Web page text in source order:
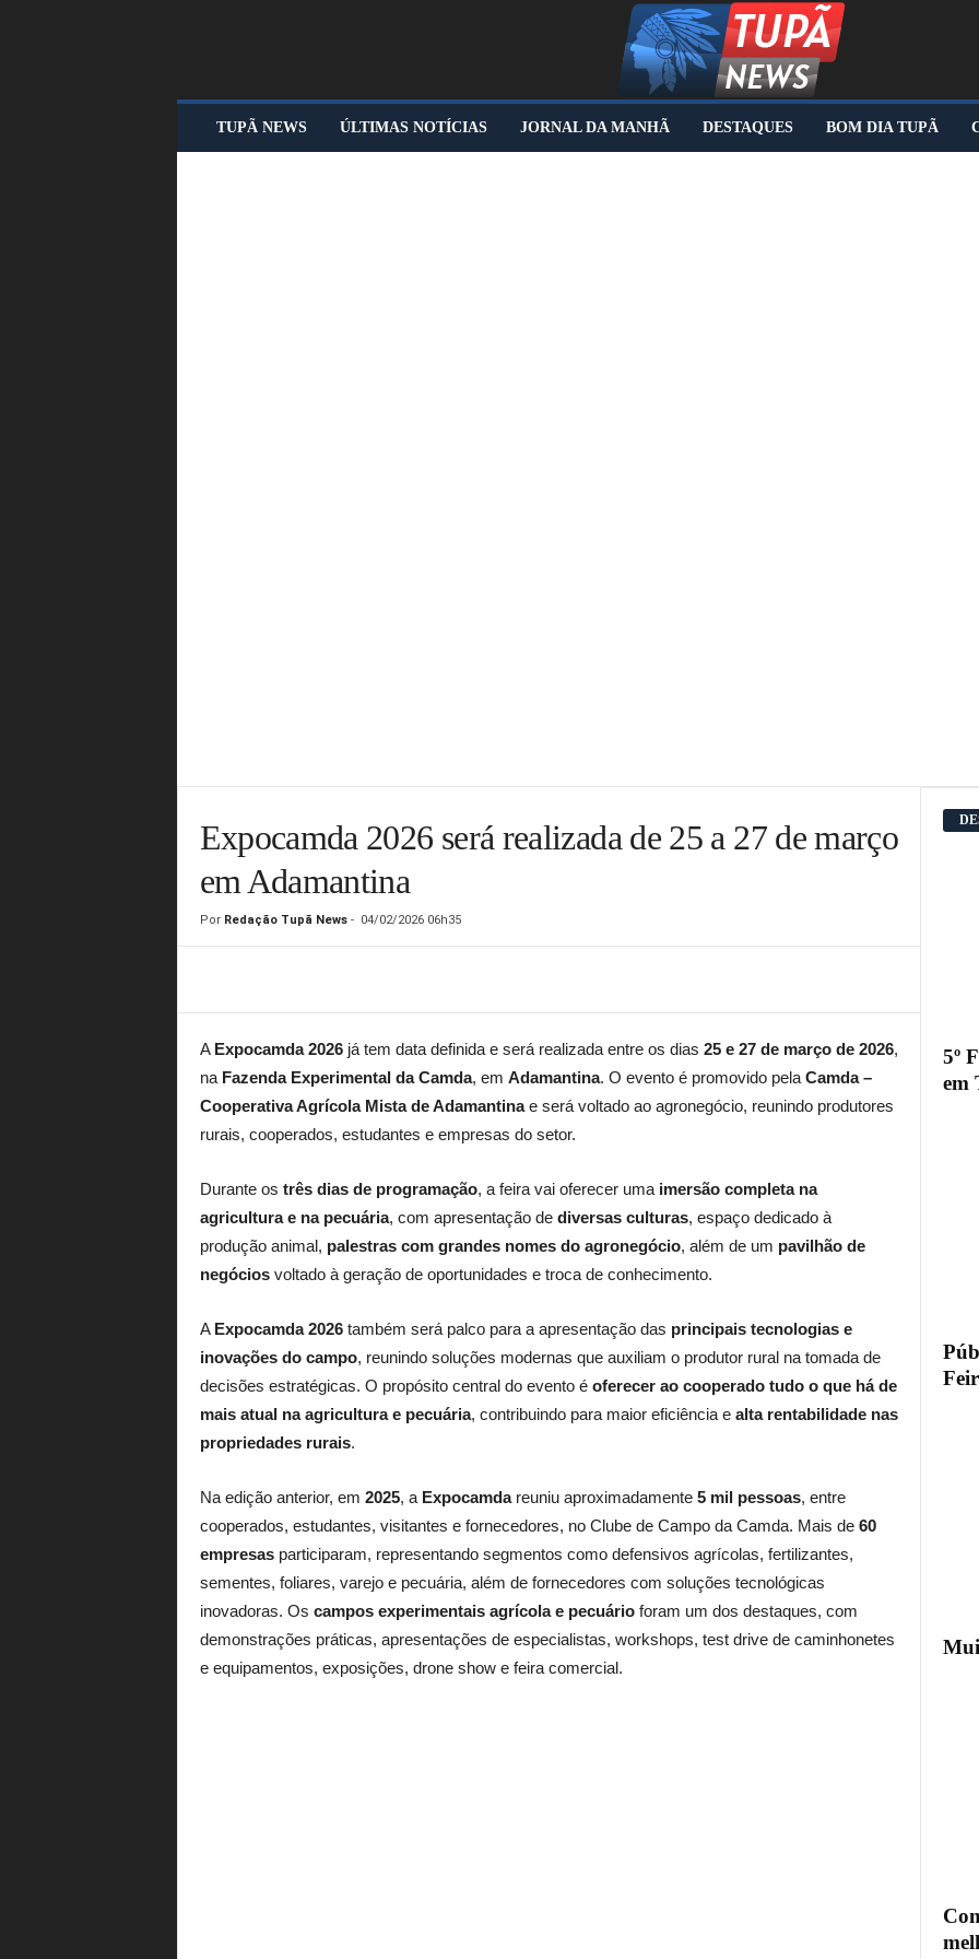
P
TUPÃ NEWS ÚLTIMAS NOTÍCIAS JORNAL DA MANHÃ DESTAQUES BOM DIA TUPÃ
Expocamda 2026 será realizada de 25 a 27 de março
em Adamantina
Por Redação Tupã News- 04/02/2026 06h35
A Expocamda 2026já tem data definida e será realizada entre os dias 25 e 27 de março de 2026,
na Fazenda Experimental da Camda, em Adamantina. O evento é promovido pela Camda –
Cooperativa Agrícola Mista de Adamantinae será voltado ao agronegócio, reunindo produtores
rurais, cooperados, estudantes e empresas do setor.
Durante os três dias de programação, a feira vai oferecer uma imersão completa na
agricultura e na pecuária, com apresentação de diversas culturas, espaço dedicado à
produção animal, palestras com grandes nomes do agronegócio, além de um pavilhão de
negóciosvoltado à geração de oportunidades e troca de conhecimento.
A Expocamda 2026também será palco para a apresentação das principais tecnologias e
inovações do campo, reunindo soluções modernas que auxiliam o produtor rural na tomada de
decisões estratégicas. O propósito central do evento é oferecer ao cooperado tudo o que há de
mais atual na agricultura e pecuária, contribuindo para maior eficiência e alta rentabilidade nas
propriedades rurais.
Na edição anterior, em 2025, a Expocamdareuniu aproximadamente 5 mil pessoas, entre
cooperados, estudantes, visitantes e fornecedores, no Clube de Campo da Camda. Mais de 60
empresasparticiparam, representando segmentos como defensivos agrícolas, fertilizantes,
sementes, foliares, varejo e pecuária, além de fornecedores com soluções tecnológicas
inovadoras. Os campos experimentais agrícola e pecuárioforam um dos destaques, com
demonstrações práticas, apresentações de especialistas, workshops, test drive de caminhonetes
e equipamentos, exposições, drone show e feira comercial.
5º
em